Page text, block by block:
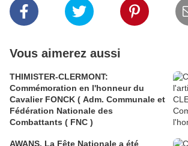
Vous aimerez aussi
THIMISTER-CLERMONT:
Commémoration en l'honneur du
Cavalier FONCK ( Adm. Communale et
Fédération Nationale des
Combattants ( FNC )
AWANS. La Fête Nationale a été